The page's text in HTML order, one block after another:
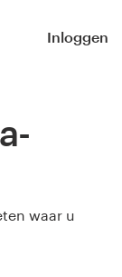
Inloggen
waar u